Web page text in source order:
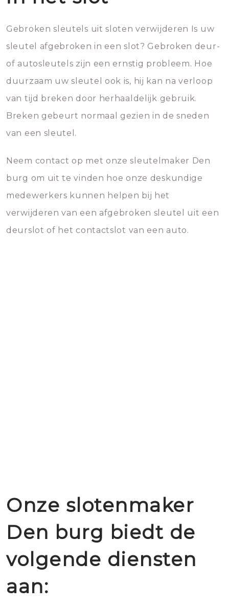
Gebroken sleutels uit sloten verwijderen Is uw
sleutel afgebroken in een slot? Gebroken deur-
of autosleutels zijn een ernstig probleem. Hoe
duurzaam uw sleutel ook is, hij kan na verloop
van tijd breken door herhaaldelijk gebruik.
Breken gebeurt normaal gezien in de sneden
van een sleutel.
Neem contact op met onze sleutelmaker Den
burg om uit te vinden hoe onze deskundige
medewerkers kunnen helpen bij het
verwijderen van een afgebroken sleutel uit een
deurslot of het contactslot van een auto.
Onze slotenmaker
Den burg biedt de
volgende diensten
aan: